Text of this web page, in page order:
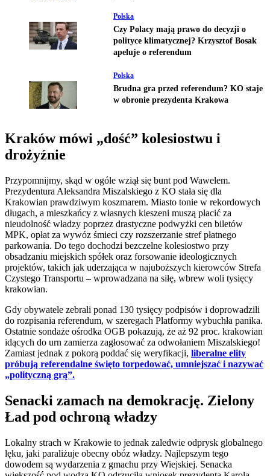
Polska
Czy Polacy mają prawo do decyzji o
polityce klimatycznej? Krzysztof Bosak
apeluje o referendum
Polska
Brudna gra przed referendum? KO staje
w obronie prezydenta Krakowa
Kraków mówi „dość” kolesiostwu i
drożyźnie
Przypomnijmy, skąd w ogóle wziął się bunt pod Wawelem.
Prezydentura Aleksandra Miszalskiego z KO stała się dla
Krakowian prawdziwym koszmarem. Miasto tonie w rekordowych
długach, a mieszkańcy z własnych kieszeni muszą płacić za
nieudolność władzy poprzez drastyczne podwyżki cen biletów
MPK, opłat za wywóz śmieci czy rozszerzanie stref płatnego
parkowania. Do tego dochodzi bezczelne kolesiostwo przy
obsadzaniu miejskich spółek oraz forsowanie ideologicznych
projektów, takich jak uderzająca w najuboższych kierowców Strefa
Czystego Transportu – wprowadzana na siłę, wbrew woli tysięcy
krakowian.
Gdy obywatele zebrali ponad 130 tysięcy podpisów i doprowadzili
do rozpisania referendum, w szeregach Platformy wybuchła panika.
Ostatnie sondaże ośrodka OGB pokazują, że aż 92 proc. krakowian
idących do urn zamierza zagłosować za odwołaniem Miszalskiego!
Zamiast jednak z pokorą poddać się weryfikacji, liberalne elity
próbują referendalne święto torpedować, umniejszać i nazywać
„polityczną grą”.
Senacki zamach na demokrację. Zielony
Ład pod ochroną władzy
Lokalny strach w Krakowie to jednak zaledwie odprysk globalnego
lęku, jaki paraliżuje obecny obóz władzy. Najlepszym tego
dowodem są wydarzenia z gmachu przy Wiejskiej. Senacka